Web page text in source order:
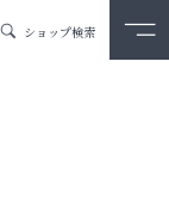
ショップ検索